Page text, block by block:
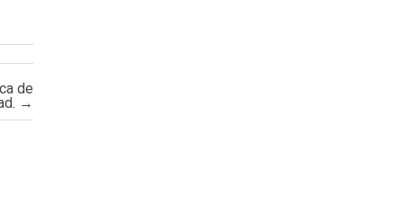
de
→